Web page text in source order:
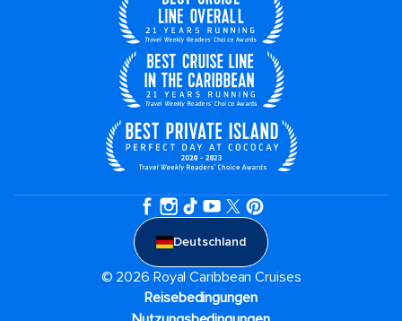
Deutschland
© 2026 Royal Caribbean Cruises
Reisebedingungen